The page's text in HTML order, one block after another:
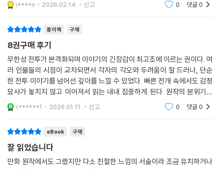
i****n 2026.02.14. 신고 0 댓글0
종이책 구매
8권구매 후기
무한성 전투가 본격화되며 이야기의 긴장감이 최고조에 이르는 권이다. 여
러 인물들의 시점이 교차되면서 각자의 각오와 두려움이 잘 드러나, 단순
한 전투 이야기를 넘어선 깊이를 느낄 수 있었다. 빠른 전개 속에서도 감정
묘사가 놓치지 않고 이어져서 읽는 내내 집중하게 된다. 원작의 분위기를
잘 살리면서도 소설만의 장점을 살린 구성이라 귀멸의 칼날을 좋아하는 독
자라면 만족할
r******1 2026.01.11. 신고 0 댓글0
eBook 구매
잘 읽었습니다
만화 원작에서도 그랬지만 다소 친절한 느낌의 서술이라 조금 유치하거나